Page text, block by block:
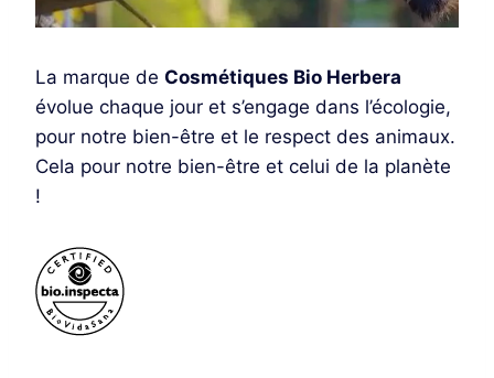
La marque de Cosmétiques Bio Herbera
évolue chaque jour et s’engage dans l’écologie,
pour notre bien-être et le respect des animaux.
Cela pour notre bien-être et celui de la planète
!